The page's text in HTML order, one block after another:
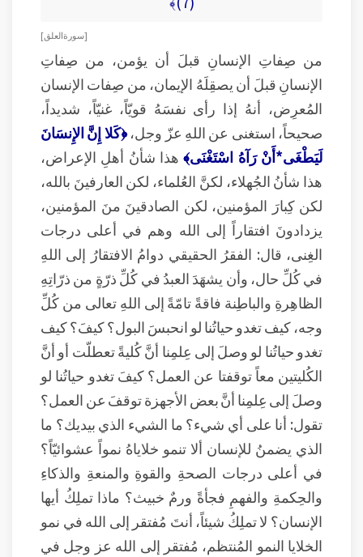
[ سورة العلق ]
من صِفاتِ الإنسانِ قبلَ أن يؤمن، من صِفاتِ
الإنسانِ قبلَ أن يصقِلَهُ الإيمان، من صِفات الإنسان
المُعرِض، أنهُ إذا رأى نفسَهُ قويّاً، غنيّاً، شديداً،
صحيحاً، استغنى عن اللهِ عزّ وجل،﴿كَلا إِنَّ الإِنسَانَ
لَيَطْغَى*أَنْ رَآهُ اسْتَغْنَى﴾ هذا شأنُ أهلِ الإعراض،
هذا شأنُ الجُهلاء، لكنَّ العُلماء، لكن العارفينَ بالله،
لكن كِبارَ المؤمنين، لكن الصادقينَ منَ المؤمنين،
يزدادونَ افتقاراً إلى الله وهم في أعلى درجات
الغِنى، قال: الفقرُ الحقيقي دوامُ الافتقارُ إلى اللهِ
في كُلِّ حال، وأن يشهَدَ العبدُ في كُلِّ ذرّةٍ من ذرّاتِهِ
الظاهِرةِ والباطِنة فاقةً تامّةً إلى اللهِ تعالى من كُلِّ
وجه، كيف تغدو حياتُنا لو انحبسَ البول؟ كيفَ؟ كيف
تغدو حياتُنا لو وصلَ إلى عِلمِنا أنَّ كُليةً تعطلّت أو أنَّ
الكُليتين معاً توقفتا عن العمل؟ كيفَ تغدو حياتُنا لو
وصلَ إلى عِلمِنا أنَّ بعض الأجهزة توقفَ عن العمل؟
تقول: أنا على أي شيء؟ ما الشيء الذي بيديك؟ ما
الذي يضمنُ للإنسان ألا تنمو خلاياهُ نمواً عشوائيّاً؟
في أعلى درجات الصحةِ والقوةِ والمنعةِ والذكاءِ
والحِكمةِ والفهمِ فجأةً ورمٌ خبيث؟ ماذا تملِكُ أيها
الإنسان؟ لا تملِكُ شيئاً، أنتَ مُفتقر إلى الله في نمو
الخلايا النمو المُنتظم، مُفتقر إلى الله عز وجل في